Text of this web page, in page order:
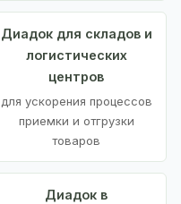
Диадок для складов и
логистических
центров
для ускорения процессов
приемки и отгрузки
товаров
Диадок в